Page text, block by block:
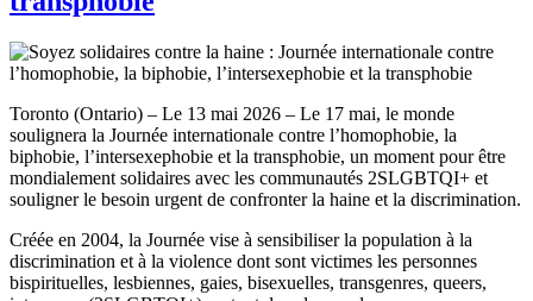
Toronto (Ontario) – Le 13 mai 2026 – Le 17 mai, le monde
soulignera la Journée internationale contre l’homophobie, la
biphobie, l’intersexephobie et la transphobie, un moment pour être
mondialement solidaires avec les communautés 2SLGBTQI+ et
souligner le besoin urgent de confronter la haine et la discrimination.
Créée en 2004, la Journée vise à sensibiliser la population à la
discrimination et à la violence dont sont victimes les personnes
bispirituelles, lesbiennes, gaies, bisexuelles, transgenres, queers,